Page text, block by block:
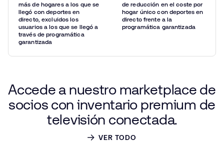
más de hogares a los que se
llegó con deportes en
directo, excluidos los
usuarios a los que se llegó a
través de programática
garantizada
de reducción en el coste por
hogar único con deportes en
directo frente a la
programática garantizada
Accede a nuestro marketplace de
socios con inventario premium de
televisión conectada.
VER TODO